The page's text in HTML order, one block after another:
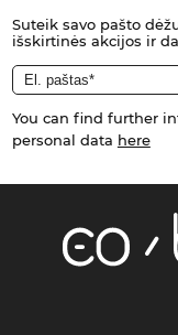
Suteik savo pašto
išskirtinės akcijos ir
You can find further
personal data here